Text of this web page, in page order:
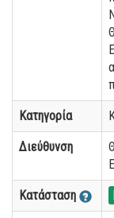
Κατηγορία
Διεύθυνση
Κατάσταση